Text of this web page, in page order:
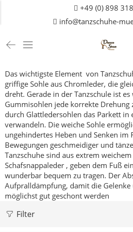
+49 (0) 898
info@tanzschuhe-
Das wichtigste Element von
griffige Sohle aus Chromleder, die
dreht. Gerade in der Tanzschule ist
Gummisohlen jede korrekte Drehung
durch Glattledersohlen das Parkett in
verwandeln. Die weiche Sohle
ungehindertes Heben und Senken im
Bewegungen geschmeidiger und
Tanzschuhe sind aus extrem
Schafsnappaleder , geben dem Fuß
wunderbar bequem zu tragen. Der
Aufpralldämpfung, damit die Gelenke
möglichst gut geschont werden
Filter